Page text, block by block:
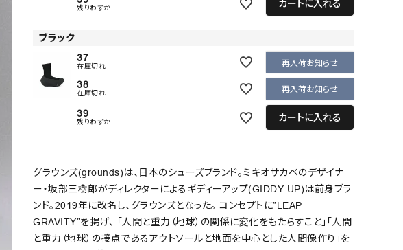
残りわずか カートに入れる
ブラック
37
在庫切れ 再入荷お知らせ
38
在庫切れ 再入荷お知らせ
39
残りわずか カートに入れる
グラウンズ(grounds)は、日本のシューズブランド。ミキオサカベのデザイナ
ー・坂部三樹郎がディレクターによるギディーアップ(GIDDY UP)は前身ブラ
ンド。2019年に改名し、グラウンズとなった。 コンセプトに”LEAP
GRAVITY”を掲げ、 「人間と重力（地球）の関係に変化をもたらすこと」「人間
と重力（地球）の接点であるアウトソールと地面を中心とした人間像作り」を